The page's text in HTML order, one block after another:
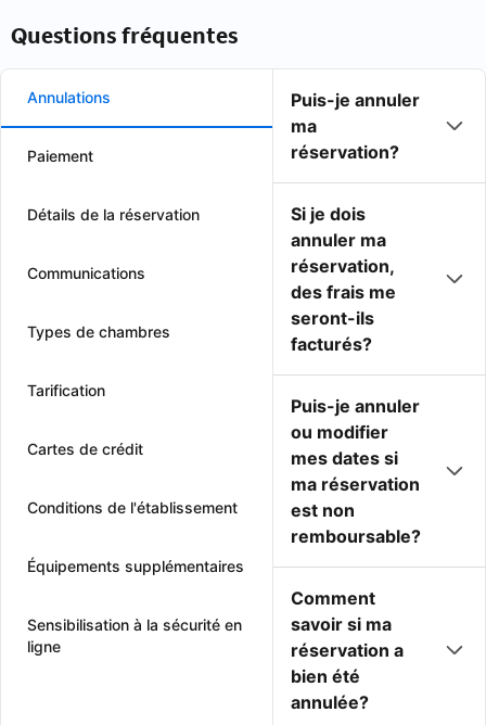
Questions fréquentes
Annulations
Paiement
Détails de la réservation
Communications
Types de chambres
Tarification
Cartes de crédit
Conditions de l'établissement
Équipements supplémentaires
Sensibilisation à la sécurité en
ligne
Puis-je annuler
ma
réservation?
Si je dois
annuler ma
réservation,
des frais me
seront-ils
facturés?
Puis-je annuler
ou modifier
mes dates si
ma réservation
est non
remboursable?
Comment
savoir si ma
réservation a
bien été
annulée?